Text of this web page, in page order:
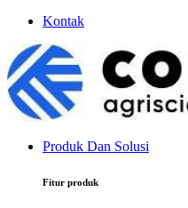
Kontak
Produk Dan Solusi
Fitur produk